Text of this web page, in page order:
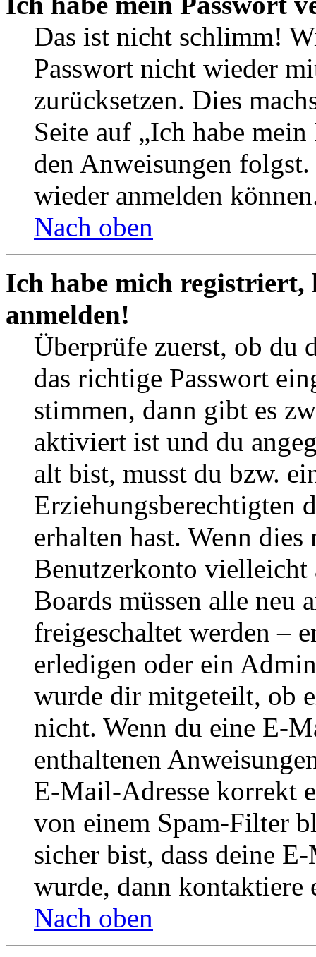
Das ist nicht schlimm!
Passwort nicht wieder
zurücksetzen. Dies
Seite auf „Ich habe
den Anweisungen
wieder anmelden
Nach oben
Ich habe mich
anmelden!
Überprüfe zuerst, ob du
das richtige Passwort
stimmen, dann gibt es
aktiviert ist und du
alt bist, musst du bzw.
Erziehungsberechtigten
erhalten hast. Wenn
Benutzerkonto
Boards müssen alle neu
freigeschaltet werden –
erledigen oder ein
wurde dir mitgeteilt, ob
nicht. Wenn du eine E-
enthaltenen
E-Mail-Adresse korrekt
von einem Spam-Filter
sicher bist, dass deine
wurde, dann kontaktiere
Nach oben